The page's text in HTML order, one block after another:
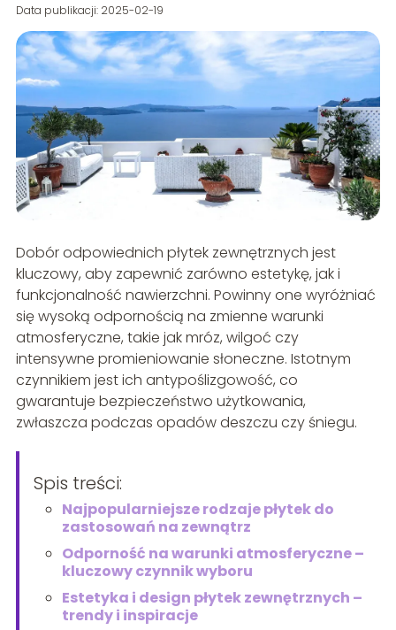
Data publikacji: 2025-02-19
Dobór odpowiednich płytek zewnętrznych jest
kluczowy, aby zapewnić zarówno estetykę, jak i
funkcjonalność nawierzchni. Powinny one wyróżniać
się wysoką odpornością na zmienne warunki
atmosferyczne, takie jak mróz, wilgoć czy
intensywne promieniowanie słoneczne. Istotnym
czynnikiem jest ich antypoślizgowość, co
gwarantuje bezpieczeństwo użytkowania,
zwłaszcza podczas opadów deszczu czy śniegu.
Spis treści:
Najpopularniejsze rodzaje płytek do
zastosowań na zewnątrz
Odporność na warunki atmosferyczne –
kluczowy czynnik wyboru
Estetyka i design płytek zewnętrznych –
trendy i inspiracje